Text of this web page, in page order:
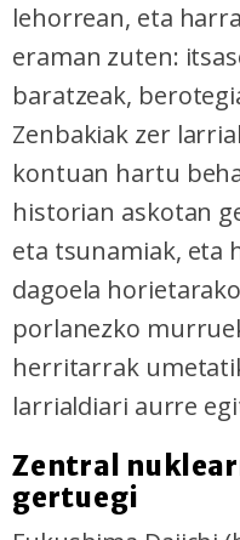
lehorrean, eta
eraman zuten:
baratzeak,
Zenbakiak zer
kontuan hartu
historian askotan
eta tsunamiak, eta
dagoela
porlanezko
herritarrak
larrialdiari aurre
Zentral
gertuegi